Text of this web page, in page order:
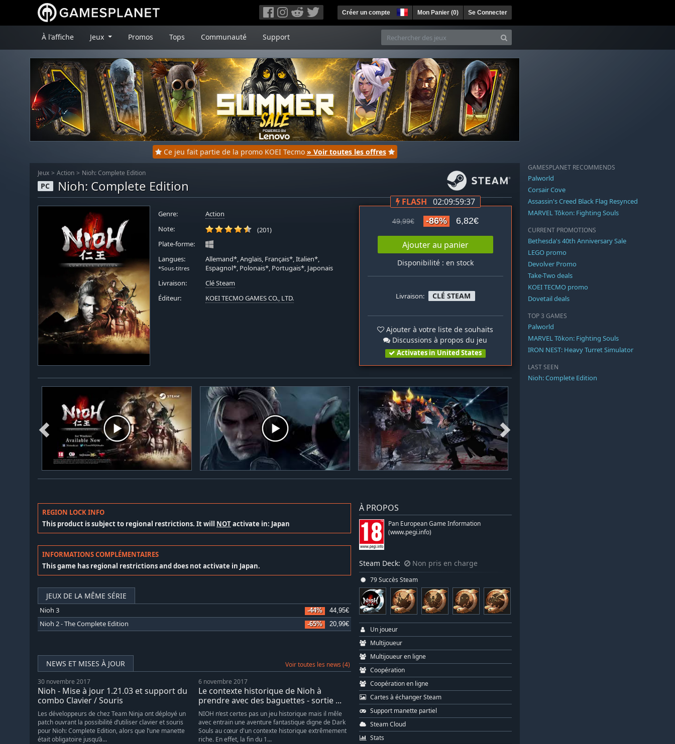
Créer un compte Mon Panier (0) Se Connecter
À l'affiche Jeux Promos Tops Communauté Support
Ce jeu fait partie de la promo KOEI Tecmo » Voir toutes les offres
Jeux Action Nioh: Complete Edition
PC Nioh: Complete Edition
Genre:
Action
Note:
(201)
Plate-forme:
Langues:
*Sous-titres
Allemand*, Anglais, Français*, Italien*,
Espagnol*, Polonais*, Portugais*, Japonais
Livraison:
Clé Steam
Éditeur:
KOEI TECMO GAMES CO., LTD.
FLASH 02:09:59:36
49,99€ -86% 6,82€
Ajouter au panier
Disponibilité : en stock
Livraison: CLÉ STEAM
Ajouter à votre liste de souhaits
Discussions à propos du jeu
Activates in United States
REGION LOCK INFO
This product is subject to regional restrictions. It will NOTactivate in: Japan
INFORMATIONS COMPLÉMENTAIRES
This game has regional restrictions and does not activate in Japan.
JEUX DE LA MÊME SÉRIE
Nioh 3 -44% 44,95€
Nioh 2 - The Complete Edition -65% 20,99€
NEWS ET MISES À JOUR Voir toutes les news (4)
30 novembre 2017
Nioh - Mise à jour 1.21.03 et support du
combo Clavier / Souris
Les développeurs de chez Team Ninja ont déployé un
patch ouvrant la possibilité d’utiliser clavier et souris
pour Nioh: Complete Edition, alors que l’une manette
était obligatoire jusqu’à...
6 novembre 2017
Le contexte historique de Nioh à
prendre avec des baguettes - sortie ...
NIOH n’est certes pas un jeu historique mais il mêle
avec entrain une aventure fantastique digne de Dark
Souls au cœur d'un contexte historique extrêmement
riche. En effet, la fin du 1...
À PROPOS
Pan European Game Information
(www.pegi.info)
Steam Deck: Non pris en charge
79 Succès Steam
Un joueur
Multijoueur
Multijoueur en ligne
Coopération
Coopération en ligne
Cartes à échanger Steam
Support manette partiel
Steam Cloud
Stats
GAMESPLANET RECOMMENDS
Palworld
Corsair Cove
Assassin's Creed Black Flag Resynced
MARVEL Tōkon: Fighting Souls
CURRENT PROMOTIONS
Bethesda's 40th Anniversary Sale
LEGO promo
Devolver Promo
Take-Two deals
KOEI TECMO promo
Dovetail deals
TOP 3 GAMES
Palworld
MARVEL Tōkon: Fighting Souls
IRON NEST: Heavy Turret Simulator
LAST SEEN
Nioh: Complete Edition